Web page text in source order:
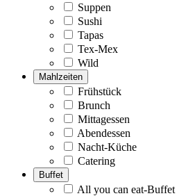
Suppen
Sushi
Tapas
Tex-Mex
Wild
Mahlzeiten
Frühstück
Brunch
Mittagessen
Abendessen
Nacht-Küche
Catering
Buffet
All you can eat-Buffet